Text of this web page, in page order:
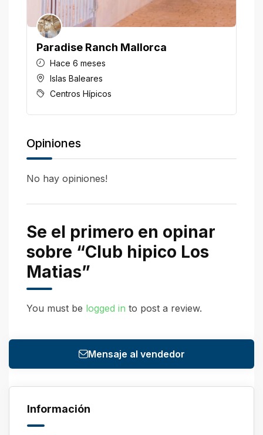
Paradise Ranch Mallorca
Hace 6 meses
Islas Baleares
Centros Hípicos
Opiniones
No hay opiniones!
Se el primero en opinar
sobre “Club hipico Los
Matias”
You must be logged in to post a review.
Mensaje al vendedor
Información